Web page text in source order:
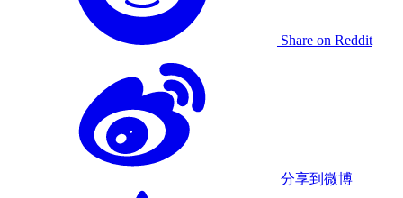
Share on Reddit
分享到微博